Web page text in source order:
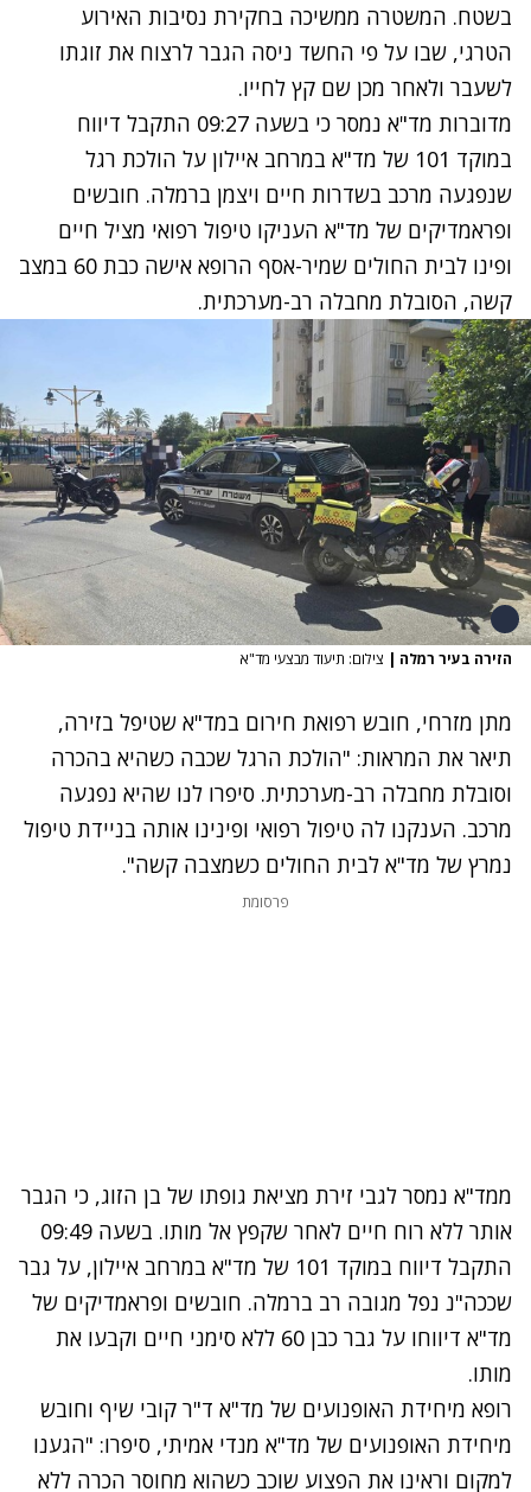
בשטח. המשטרה ממשיכה בחקירת נסיבות האירוע
הטרגי, שבו על פי החשד ניסה הגבר לרצוח את זוגתו
לשעבר ולאחר מכן שם קץ לחייו.
מדוברות מד"א נמסר כי בשעה 09:27 התקבל דיווח
במוקד 101 של מד"א במרחב איילון על הולכת רגל
שנפגעה מרכב בשדרות חיים ויצמן ברמלה. חובשים
ופראמדיקים של מד"א העניקו טיפול רפואי מציל חיים
ופינו לבית החולים שמיר-אסף הרופא אישה כבת 60 במצב
קשה, הסובלת מחבלה רב-מערכתית.
הזירה בעיר רמלה | צילום: תיעוד מבצעי מד"א
מתן מזרחי, חובש רפואת חירום במד"א שטיפל בזירה,
תיאר את המראות: "הולכת הרגל שכבה כשהיא בהכרה
וסובלת מחבלה רב-מערכתית. סיפרו לנו שהיא נפגעה
מרכב. הענקנו לה טיפול רפואי ופינינו אותה בניידת טיפול
נמרץ של מד"א לבית החולים כשמצבה קשה".
פרסומת
ממד"א נמסר לגבי זירת מציאת גופתו של בן הזוג, כי הגבר
אותר ללא רוח חיים לאחר שקפץ אל מותו. בשעה 09:49
התקבל דיווח במוקד 101 של מד"א במרחב איילון, על גבר
שככה"נ נפל מגובה רב ברמלה. חובשים ופראמדיקים של
מד"א דיווחו על גבר כבן 60 ללא סימני חיים וקבעו את
מותו.
רופא מיחידת האופנועים של מד"א ד"ר קובי שיף וחובש
מיחידת האופנועים של מד"א מנדי אמיתי, סיפרו: "הגענו
למקום וראינו את הפצוע שוכב כשהוא מחוסר הכרה ללא